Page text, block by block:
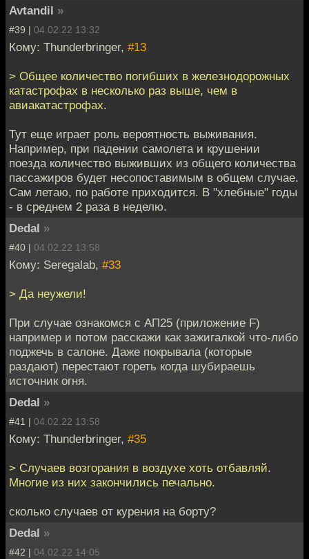
Avtandil »
#39 | 04.02.22 13:32
Кому: Thunderbringer, #13
> Общее количество погибших в железнодорожных
катастрофах в несколько раз выше, чем в
авиакатастрофах.
Тут еще играет роль вероятность выживания.
Например, при падении самолета и крушении
поезда количество выживших из общего количества
пассажиров будет несопоставимым в общем случае.
Сам летаю, по работе приходится. В "хлебные" годы
- в среднем 2 раза в неделю.
Dedal »
#40 | 04.02.22 13:58
Кому: Seregalab, #33
> Да неужели!
При случае ознакомся с АП25 (приложение F)
например и потом расскажи как зажигалкой что-либо
поджечь в салоне. Даже покрывала (которые
раздают) перестают гореть когда шубираешь
источник огня.
Dedal »
#41 | 04.02.22 13:58
Кому: Thunderbringer, #35
> Случаев возгорания в воздухе хоть отбавляй.
Многие из них закончились печально.
сколько случаев от курения на борту?
Dedal »
#42 | 04.02.22 14:05